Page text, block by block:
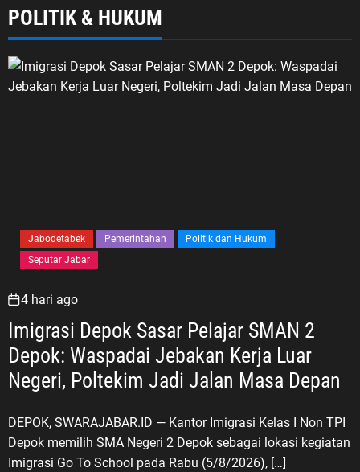
POLITIK & HUKUM
Jabodetabek Pemerintahan
Politik dan Hukum
Seputar Jabar
4 hari ago
Imigrasi Depok Sasar Pelajar SMAN 2
Depok: Waspadai Jebakan Kerja Luar
DEPOK, SWARAJABAR.ID — Kantor Imigrasi Kelas I Non TPI
Depok memilih SMA Negeri 2 Depok sebagai lokasi kegiatan
Imigrasi Go To School pada Rabu (5/8/2026), […]